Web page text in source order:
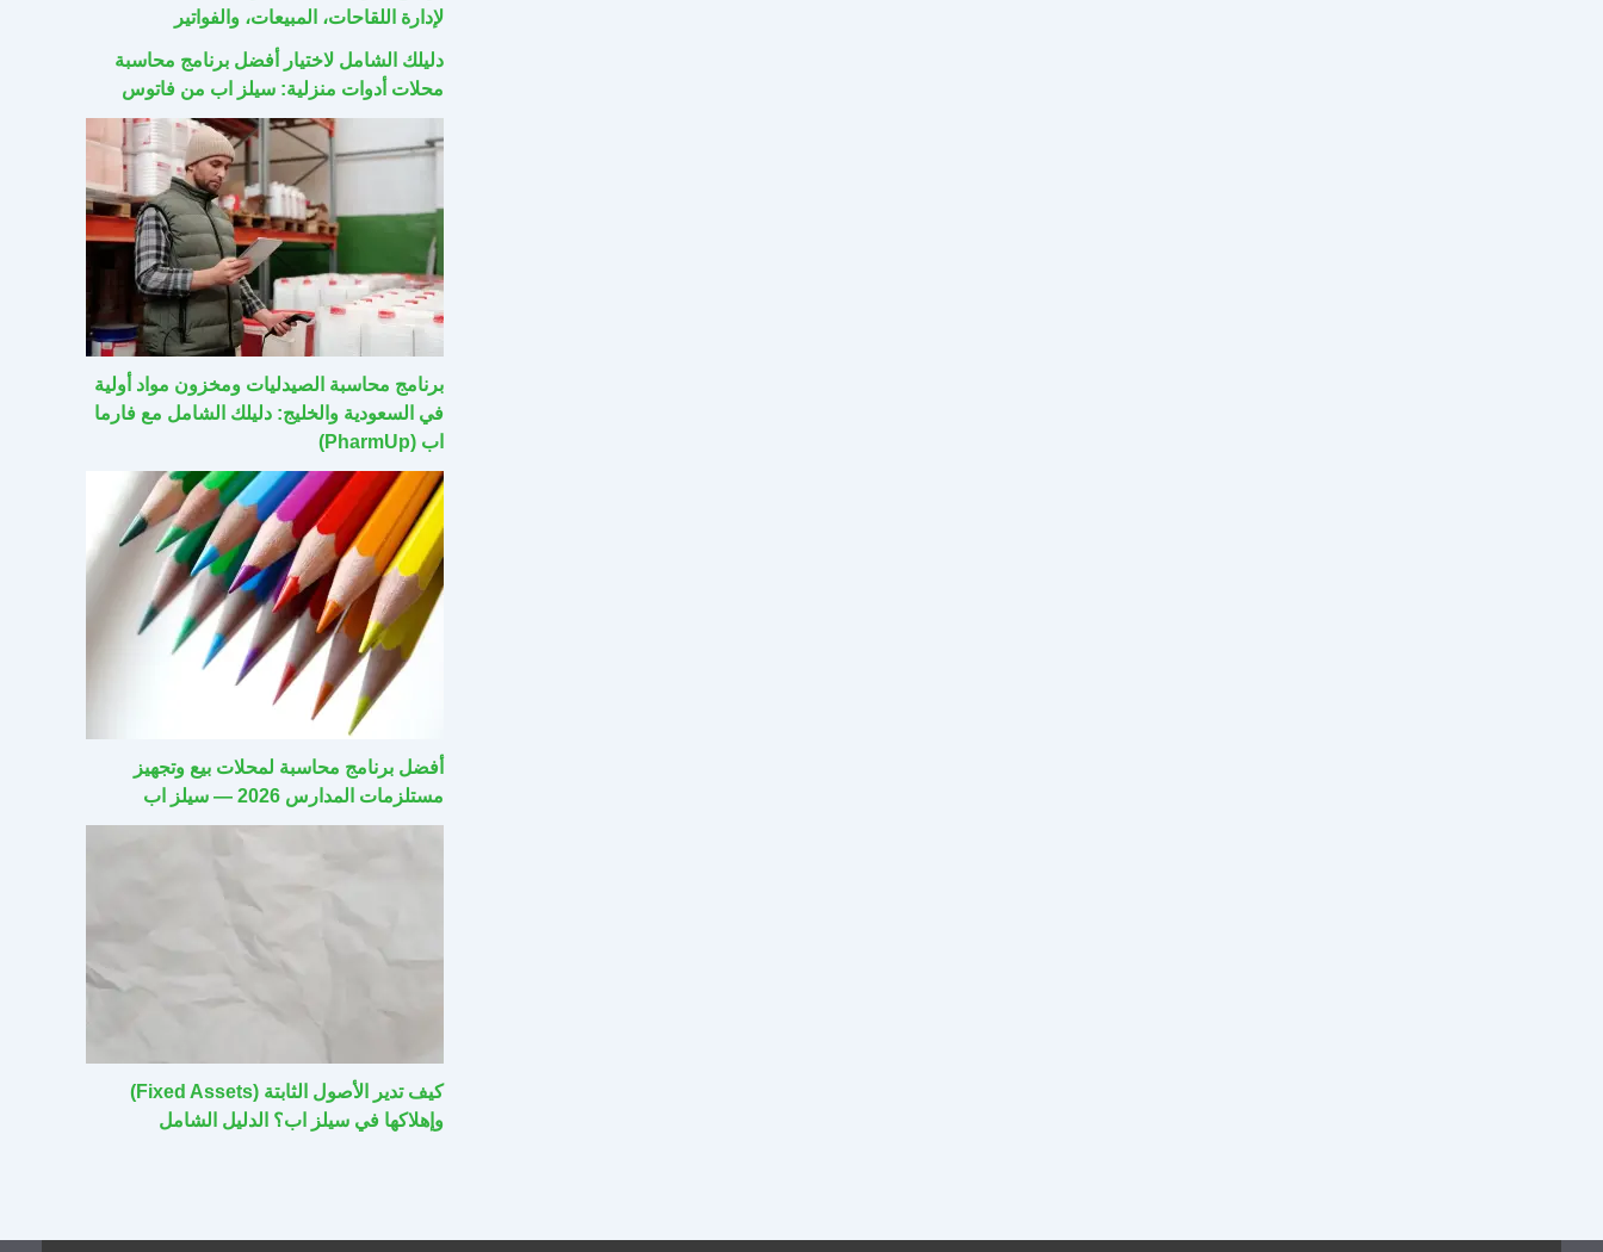
لإدارة اللقاحات، المبيعات، والفواتير
دليلك الشامل لاختيار أفضل برنامج محاسبة
محلات أدوات منزلية: سيلز اب من فاتوس
برنامج محاسبة الصيدليات ومخزون مواد أولية
في السعودية والخليج: دليلك الشامل مع فارما
اب (PharmUp)
أفضل برنامج محاسبة لمحلات بيع وتجهيز
مستلزمات المدارس 2026 — سيلز اب
كيف تدير الأصول الثابتة (Fixed Assets)
وإهلاكها في سيلز اب؟ الدليل الشامل